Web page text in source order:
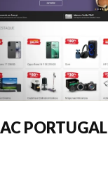
PORTUGAL